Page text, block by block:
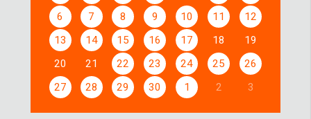
6
7 8 9 10 11
12
13
14 15 16 17 18
19
20
21 22 23 24 25
26
27
28 29 30 1 2 3